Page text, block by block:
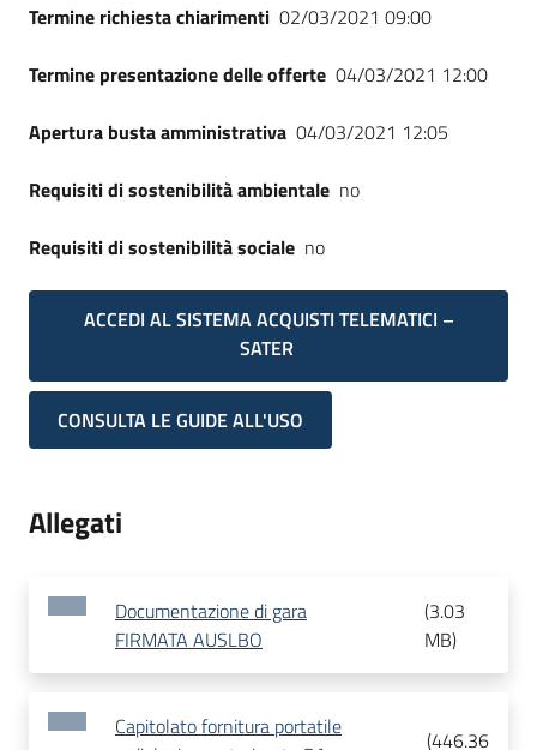
Termine richiesta chiarimenti 02/03/2021 09:00
Termine presentazione delle offerte 04/03/2021 12:00
Apertura busta amministrativa 04/03/2021 12:05
Requisiti di sostenibilità ambientale no
Requisiti di sostenibilità sociale no
ACCEDI AL SISTEMA ACQUISTI TELEMATICI –
SATER
CONSULTA LE GUIDE ALL'USO
Allegati
Documentazione di gara
FIRMATA AUSLBO
(3.03
MB)
Capitolato fornitura portatile
(446.36